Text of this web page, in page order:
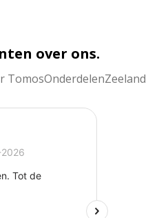
over ons.
TomosOnderdelenZeeland